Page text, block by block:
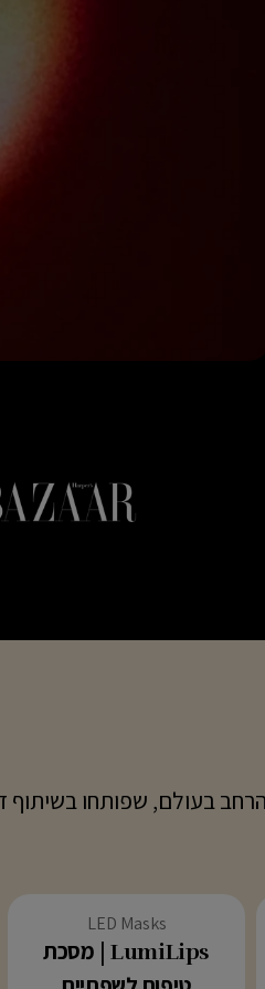
סוג:
LED Masks
LumiLips | מסכת